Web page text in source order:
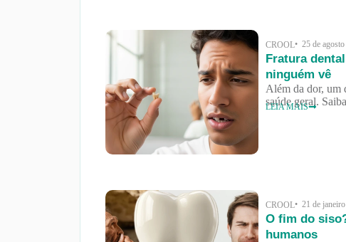
CROOL• 25 de
Fratura
ninguém vê
Além da dor, um
saúde geral.
LEIA MAIS
CROOL• 21 de
O fim do
humanos